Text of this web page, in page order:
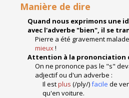
Manière de dire
Quand nous exprimons une
avec l'adverbe "bien", il se
Pierre a été gravement
mieux!
Attention à la prononciation
On ne prononce pas le "s"
adjectif ou d'un adverbe :
Il estplus (/ply/)facile de
qu'en voiture.